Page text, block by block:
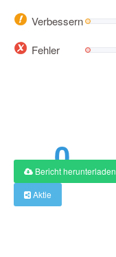
Verbessern
Fehler
0
Ergebnis
Bericht herunterladen
Aktie